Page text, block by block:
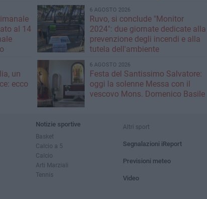
al 14
6 AGOSTO 2026
Ruvo, si conclude "Monitor
2024": due giornate dedicate alla
prevenzione degli incendi e alla
tutela dell'ambiente
un
ecco
6 AGOSTO 2026
Festa del Santissimo Salvatore:
oggi la solenne Messa con il
vescovo Mons. Domenico Basile
Notizie sportive
Basket
Calcio a 5
Calcio
Arti Marziali
Tennis
Altri sport
Segnalazioni iReport
Previsioni meteo
Video